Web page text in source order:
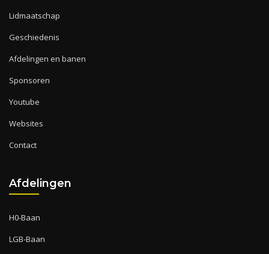
Lidmaatschap
Geschiedenis
Afdelingen en banen
Sponsoren
Youtube
Websites
Contact
Afdelingen
H0-Baan
LGB-Baan